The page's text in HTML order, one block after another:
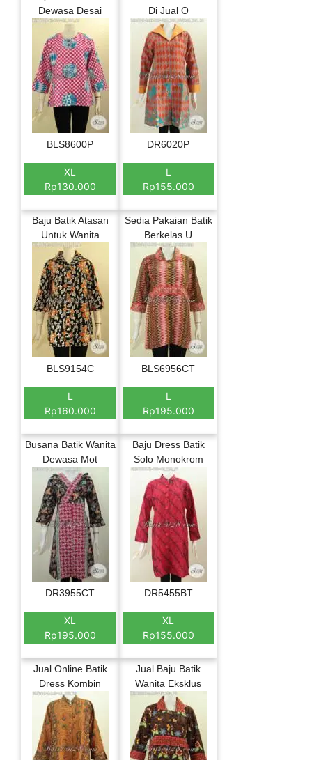
Dewasa Desai
BLS8600P
XL
Rp130.000
Di Jual O
DR6020P
L
Rp155.000
Baju Batik Atasan
Untuk Wanita
BLS9154C
L
Rp160.000
Sedia Pakaian Batik
Berkelas U
BLS6956CT
L
Rp195.000
Busana Batik Wanita
Dewasa Mot
DR3955CT
XL
Rp195.000
Baju Dress Batik
Solo Monokrom
DR5455BT
XL
Rp155.000
Jual Online Batik
Dress Kombin
Jual Baju Batik
Wanita Eksklus